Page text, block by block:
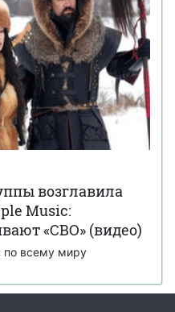
возглавила
Music:
«СВО» (видео)
по всему миру